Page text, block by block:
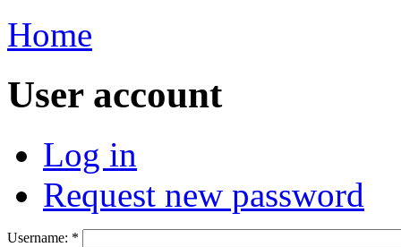
Home
User account
Log in
Request new password
Username: *